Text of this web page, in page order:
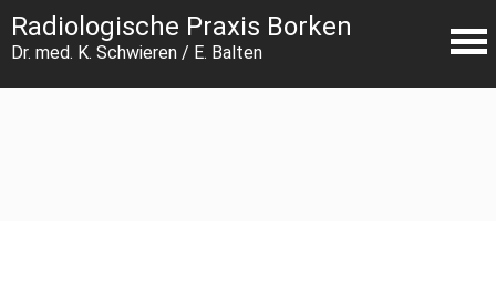
Radiologische Praxis Borken
Dr. med. K. Schwieren / E. Balten